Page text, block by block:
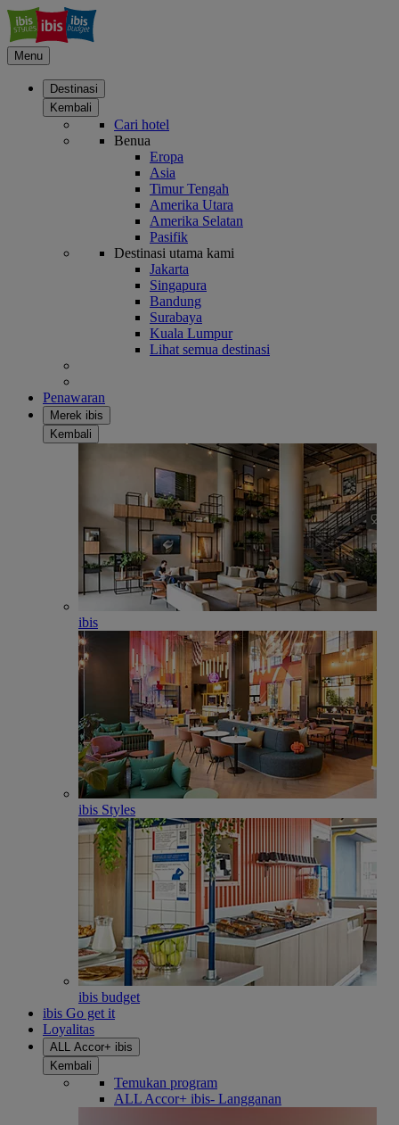
Menu
Destinasi
Kembali
Cari hotel
Benua
Eropa
Asia
Timur Tengah
Amerika Utara
Amerika Selatan
Pasifik
Destinasi utama kami
Jakarta
Singapura
Bandung
Surabaya
Kuala Lumpur
Lihat semua destinasi
Penawaran
Merek ibis
Kembali
ibis
ibis Styles
ibis budget
ibis Go get it
Loyalitas
ALL Accor+ ibis
Kembali
Temukan program
ALL Accor+ ibis- Langganan